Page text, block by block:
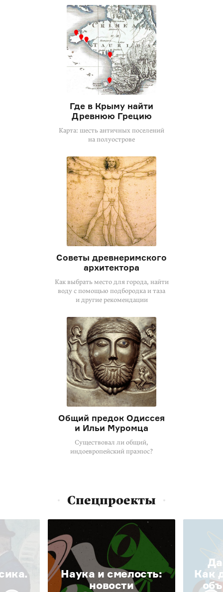
Где в Крыму найти
Древнюю Грецию
Карта: шесть античных поселений
на полуострове
Советы древнеримского
архитектора
Как выбрать место для города, найти
воду с помощью подбородка и таза
и другие рекомендации
Общий предок Одиссея
и Ильи Муромца
Существовал ли общий,
индоевропейский праэпос?
Спецпроекты
Наука и смелость:
новости
Да
Как